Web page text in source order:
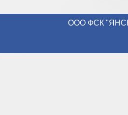
ООО ФСК "ЯНСН-